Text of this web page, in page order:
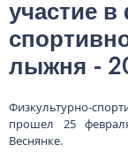
участие
лыжня -
Физкультурно-
прошел 25
Веснянке.